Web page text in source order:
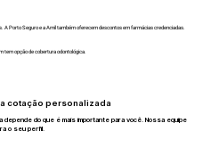
A Porto Seguro e a Amil também oferecem descontos em farmácias credenciadas.
tem opção de cobertura odontológica.
cotação personalizada
do que é mais importante para você. Nossa equipe
o seu perfil.